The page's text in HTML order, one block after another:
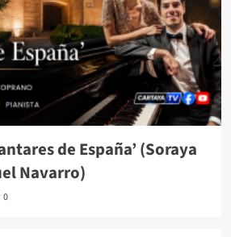
de España’ (Soraya
Navarro)
0